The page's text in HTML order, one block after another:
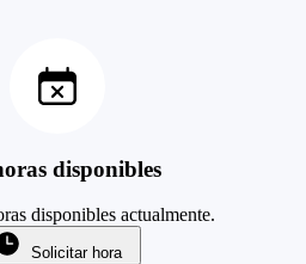
disponibles
disponibles actualmente.
Solicitar hora